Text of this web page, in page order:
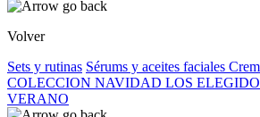
Volver
Sets y rutinas Sérums y aceites faciales
COLECCION NAVIDAD LOS
VERANO